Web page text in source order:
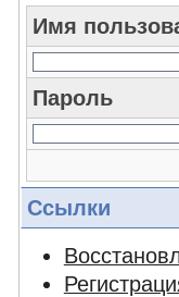
Имя
Пароль
Ссылки